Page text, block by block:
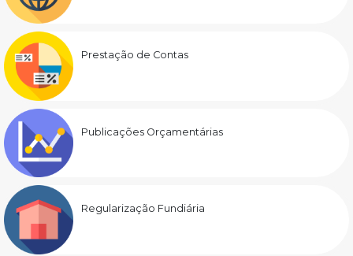
Prestação de Contas
Publicações Orçamentárias
Regularização Fundiária